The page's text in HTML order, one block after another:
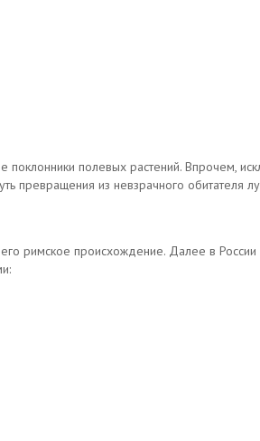
полевых растений. Впрочем,
превращения из невзрачного обитателя
римское происхождение. Далее в России